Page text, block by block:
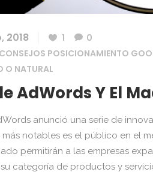
2018 1
0
CONSEJOS POSICIONAMIENTO
O NATURAL
AdWords Y El
anunció una serie de
más notables es el público en el
permitirán a las empresas
categoría de productos y